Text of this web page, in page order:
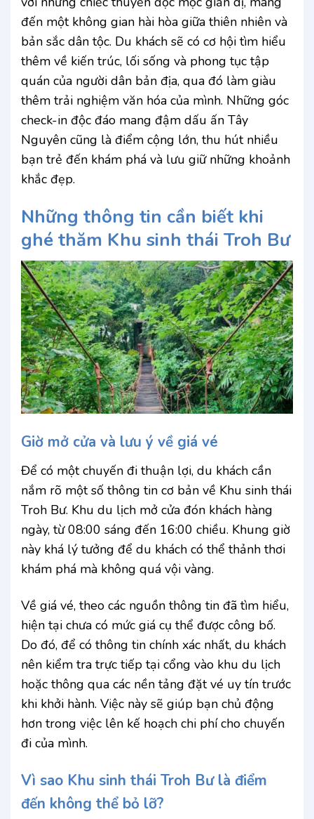
đến một không gian hài hòa giữa thiên nhiên và
bản sắc dân tộc. Du khách sẽ có cơ hội tìm hiểu
thêm về kiến trúc, lối sống và phong tục tập
quán của người dân bản địa, qua đó làm giàu
thêm trải nghiệm văn hóa của mình. Những góc
check-in độc đáo mang đậm dấu ấn Tây
Nguyên cũng là điểm cộng lớn, thu hút nhiều
bạn trẻ đến khám phá và lưu giữ những khoảnh
khắc đẹp.
Những thông tin cần biết khi
ghé thăm Khu sinh thái Troh Bư
Giờ mở cửa và lưu ý về giá vé
Để có một chuyến đi thuận lợi, du khách cần
nắm rõ một số thông tin cơ bản về Khu sinh thái
Troh Bư. Khu du lịch mở cửa đón khách hàng
ngày, từ 08:00 sáng đến 16:00 chiều. Khung giờ
này khá lý tưởng để du khách có thể thảnh thơi
khám phá mà không quá vội vàng.
Về giá vé, theo các nguồn thông tin đã tìm hiểu,
hiện tại chưa có mức giá cụ thể được công bố.
Do đó, để có thông tin chính xác nhất, du khách
nên kiểm tra trực tiếp tại cổng vào khu du lịch
hoặc thông qua các nền tảng đặt vé uy tín trước
khi khởi hành. Việc này sẽ giúp bạn chủ động
hơn trong việc lên kế hoạch chi phí cho chuyến
đi của mình.
Vì sao Khu sinh thái Troh Bư là điểm
đến không thể bỏ lỡ?